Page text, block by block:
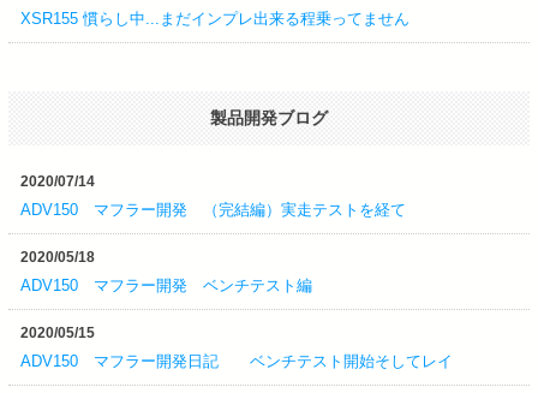
XSR155 慣らし中...まだインプレ出来る程乗ってません
製品開発ブログ
2020/07/14
ADV150 マフラー開発 （完結編）実走テストを経て
2020/05/18
ADV150 マフラー開発 ベンチテスト編
2020/05/15
ADV150 マフラー開発日記 ベンチテスト開始そしてレイ